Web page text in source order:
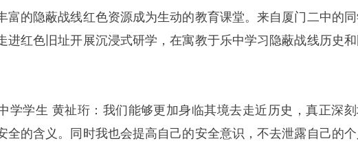
富的隐蔽战线红色资源成为生动的教育课堂。来自厦门二中的
进红色旧址开展沉浸式研学，在寓教于乐中学习隐蔽战线历史和
学学生 黄祉珩：我们能够更加身临其境去走近历史，真正深
全的含义。同时我也会提高自己的安全意识，不去泄露自己的个